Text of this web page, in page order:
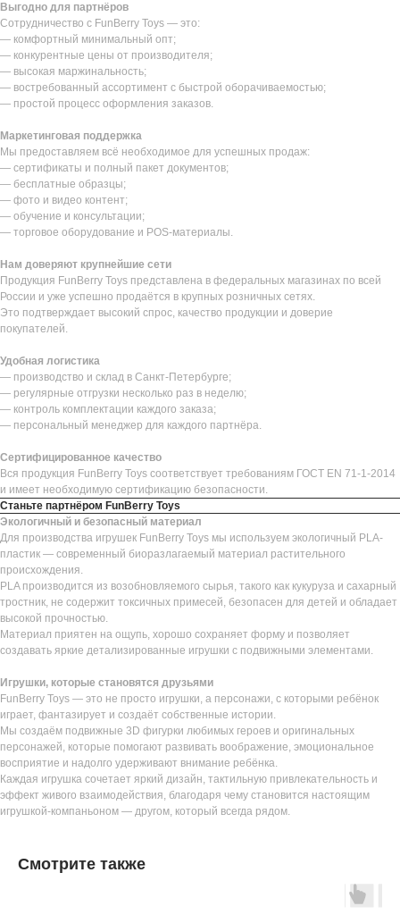
Выгодно для партнёров
Сотрудничество с FunBerry Toys — это:
— комфортный минимальный опт;
— конкурентные цены от производителя;
— высокая маржинальность;
— востребованный ассортимент с быстрой оборачиваемостью;
— простой процесс оформления заказов.
Маркетинговая поддержка
Мы предоставляем всё необходимое для успешных продаж:
— сертификаты и полный пакет документов;
— бесплатные образцы;
— фото и видео контент;
— обучение и консультации;
— торговое оборудование и POS-материалы.
Нам доверяют крупнейшие сети
Продукция FunBerry Toys представлена в федеральных магазинах по всей
России и уже успешно продаётся в крупных розничных сетях.
Это подтверждает высокий спрос, качество продукции и доверие
покупателей.
Удобная логистика
— производство и склад в Санкт-Петербурге;
— регулярные отгрузки несколько раз в неделю;
— контроль комплектации каждого заказа;
— персональный менеджер для каждого партнёра.
Сертифицированное качество
Вся продукция FunBerry Toys соответствует требованиям ГОСТ EN 71-1-2014
и имеет необходимую сертификацию безопасности.
Станьте партнёром FunBerry Toys
Экологичный и безопасный материал
Для производства игрушек FunBerry Toys мы используем экологичный PLA-
пластик — современный биоразлагаемый материал растительного
происхождения.
PLA производится из возобновляемого сырья, такого как кукуруза и сахарный
тростник, не содержит токсичных примесей, безопасен для детей и обладает
высокой прочностью.
Материал приятен на ощупь, хорошо сохраняет форму и позволяет
создавать яркие детализированные игрушки с подвижными элементами.
Игрушки, которые становятся друзьями
FunBerry Toys — это не просто игрушки, а персонажи, с которыми ребёнок
играет, фантазирует и создаёт собственные истории.
Мы создаём подвижные 3D фигурки любимых героев и оригинальных
персонажей, которые помогают развивать воображение, эмоциональное
восприятие и надолго удерживают внимание ребёнка.
Каждая игрушка сочетает яркий дизайн, тактильную привлекательность и
эффект живого взаимодействия, благодаря чему становится настоящим
игрушкой-компаньоном — другом, который всегда рядом.
Смотрите также